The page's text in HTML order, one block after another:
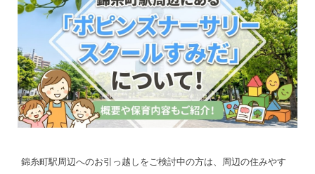
錦糸町駅周辺へのお引っ越しをご検討中の方は、周辺の住みやす